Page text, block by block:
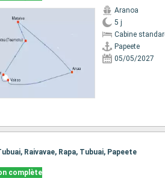
Aranoa
5 j
Cabine
Papeete
05/05/2027
Raivavae, Rapa, Tubuai, Papeete
complète